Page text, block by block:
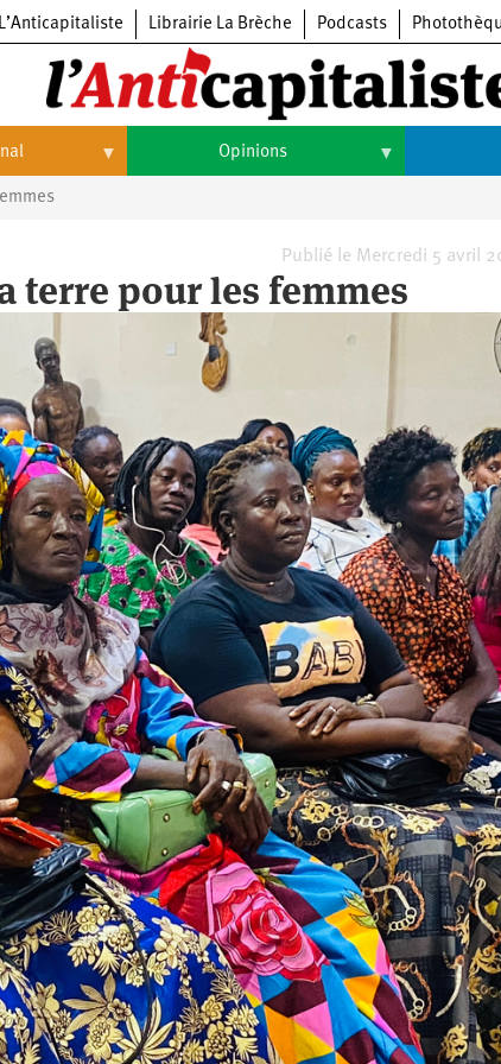
L’Anticapitaliste Librairie La Brèche Podcasts
Opinions
Arts
Musique
Publié le Mercredi 5 avril
terre pour les femmes